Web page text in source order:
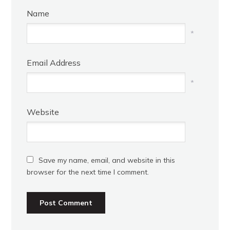
Name
*
Email Address
*
Website
Save my name, email, and website in this
browser for the next time I comment.